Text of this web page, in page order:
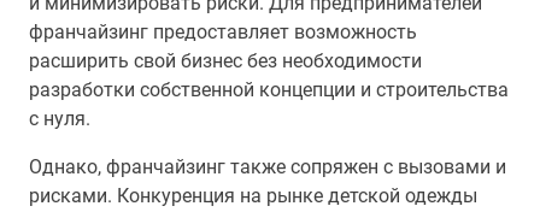
франчайзинг предоставляет возможность
расширить свой бизнес без необходимости
разработки собственной концепции и строительства
с нуля.
Однако, франчайзинг также сопряжен с вызовами и
рисками. Конкуренция на рынке детской одежды